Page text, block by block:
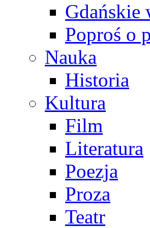
Gdańskie
Poproś o
Nauka
Historia
Kultura
Film
Literatura
Poezja
Proza
Teatr